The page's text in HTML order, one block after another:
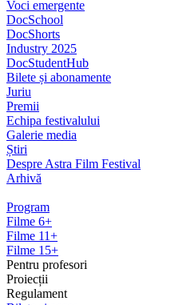
Voci emergente
DocSchool
DocShorts
Industry 2025
DocStudentHub
Bilete și abonamente
Juriu
Premii
Echipa festivalului
Galerie media
Știri
Despre Astra Film Festival
Arhivă
Program
Filme 6+
Filme 11+
Filme 15+
Pentru profesori
Proiecții
Regulament